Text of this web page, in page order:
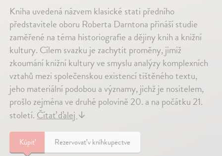
Kniha uvedená názvem klasické stati předního
představitele oboru Roberta Darntona přináší studie
zaměřené na téma historiografie a dějiny knih a knižní
kultury. Cílem svazku je zachytit proměny, jimiž
zkoumání knižní kultury ve smyslu analýzy komplexních
vztahů mezi společenskou existencí tištěného textu,
jeho materiální podobou a významy, jichž je nositelem,
prošlo zejména ve druhé polovině 20. a na počátku 21.
století.Čítať ďalej↓
Kúpiť Rezervovať v kníhkupectve